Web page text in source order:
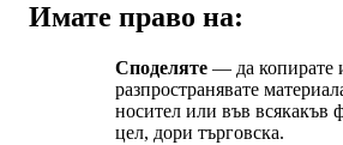
Имате право на:
Споделяте — да копирате
разпространявате
носител или във всякакъв
цел, дори търговска.